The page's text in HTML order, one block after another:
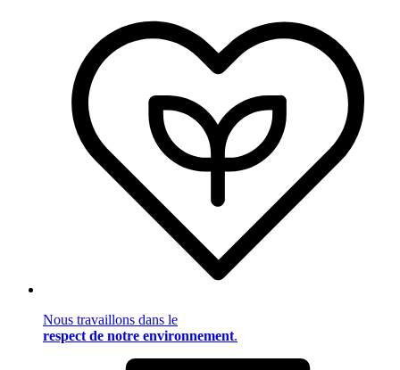
Nous travaillons dans le
respect de notre environnement.